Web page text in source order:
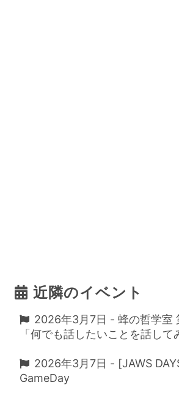
近隣のイベント
2026年3月7日 - 蜂の哲学室
「何でも話したいことを話して
2026年3月7日 - [JAWS
GameDay